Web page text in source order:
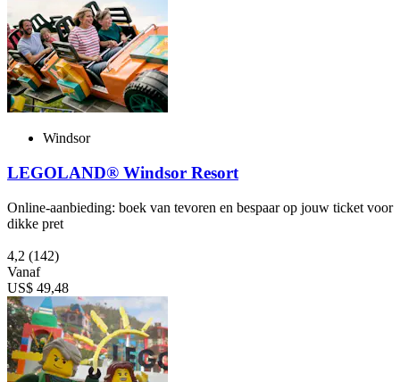
Windsor
LEGOLAND® Windsor Resort
Online-aanbieding: boek van tevoren en bespaar op jouw ticket voor
dikke pret
4,2 (142)
Vanaf
US$ 49,48